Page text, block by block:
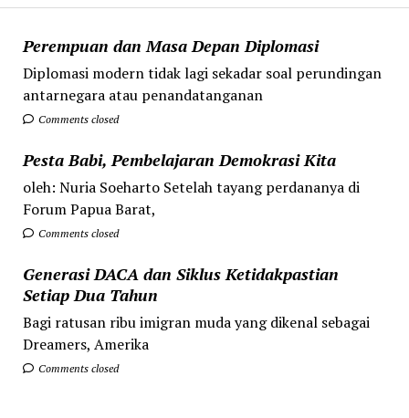
Perempuan dan Masa Depan Diplomasi
Diplomasi modern tidak lagi sekadar soal perundingan
antarnegara atau penandatanganan
Comments closed
Pesta Babi, Pembelajaran Demokrasi Kita
oleh: Nuria Soeharto Setelah tayang perdananya di
Forum Papua Barat,
Comments closed
Generasi DACA dan Siklus Ketidakpastian
Setiap Dua Tahun
Bagi ratusan ribu imigran muda yang dikenal sebagai
Dreamers, Amerika
Comments closed